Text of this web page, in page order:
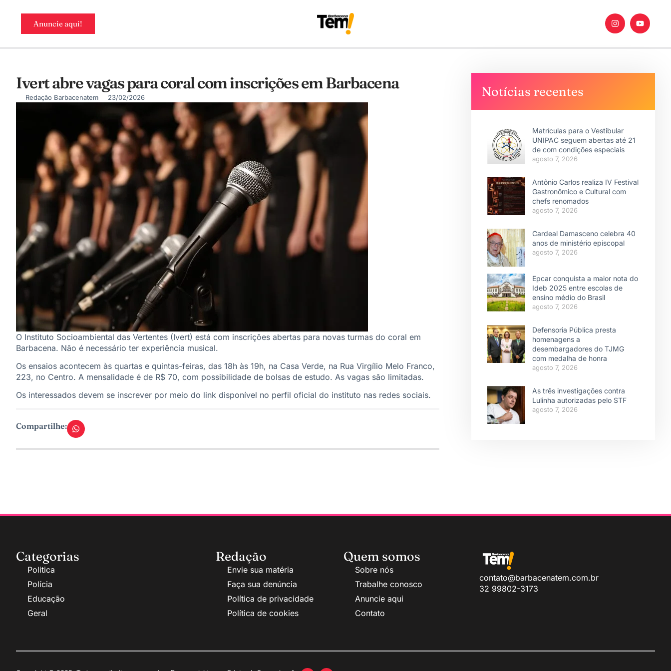
Anuncie aqui!
Ivert abre vagas para coral com inscrições em Barbacena
Redação Barbacenatem 23/02/2026
O Instituto Socioambiental das Vertentes (Ivert) está com inscrições abertas para novas turmas do coral em
Barbacena. Não é necessário ter experiência musical.
Os ensaios acontecem às quartas e quintas-feiras, das 18h às 19h, na Casa Verde, na Rua Virgílio Melo Franco,
223, no Centro. A mensalidade é de R$ 70, com possibilidade de bolsas de estudo. As vagas são limitadas.
Os interessados devem se inscrever por meio do link disponível no perfil oficial do instituto nas redes sociais.
Compartilhe:
Notícias recentes
Matrículas para o Vestibular
UNIPAC seguem abertas até 21
de com condições especiais
agosto 7, 2026
Antônio Carlos realiza IV Festival
Gastronômico e Cultural com
chefs renomados
agosto 7, 2026
Cardeal Damasceno celebra 40
anos de ministério episcopal
agosto 7, 2026
Epcar conquista a maior nota do
Ideb 2025 entre escolas de
ensino médio do Brasil
agosto 7, 2026
Defensoria Pública presta
homenagens a
desembargadores do TJMG
com medalha de honra
agosto 7, 2026
As três investigações contra
Lulinha autorizadas pelo STF
agosto 7, 2026
Categorias
Politica
Polícia
Educação
Geral
Redação
Envie sua matéria
Faça sua denúncia
Política de privacidade
Política de cookies
Quem somos
Sobre nós
Trabalhe conosco
Anuncie aqui
Contato
contato@barbacenatem.com.br
32 99802-3173